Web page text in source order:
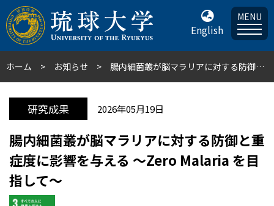
English
MENU
ホーム お知らせ 腸内細菌叢が脳マラリアに対する防御と重症度に影響を与える 〜Zero Malaria を⽬指して〜
研究成果 2026年05月19日
腸内細菌叢が脳マラリアに対する防御と重
症度に影響を与える 〜Zero Malaria を⽬
指して〜